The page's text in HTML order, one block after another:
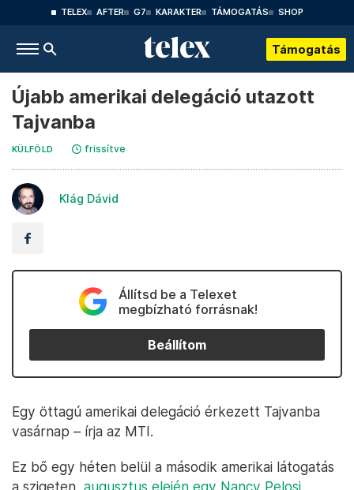
TELEX AFTER G7 KARAKTER TÁMOGATÁS SHOP
Támogatás
Újabb amerikai delegáció utazott
Tajvanba
KÜLFÖLD frissítve
Klág Dávid
Állítsd be a Telexet
megbízható forrásnak!
Beállítom
Egy öttagú amerikai delegáció érkezett Tajvanba
vasárnap – írja az MTI.
Ez bő egy héten belül a második amerikai látogatás
a szigeten, augusztus elején egy Nancy Pelosi